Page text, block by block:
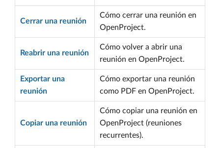
Cerrar una reunión
Cómo cerrar una reunión en
OpenProject.
Reabrir una reunión
Cómo volver a abrir una
reunión en OpenProject.
Exportar una
reunión
Cómo exportar una reunión
como PDF en OpenProject.
Copiar una reunión
Cómo copiar una reunión en
OpenProject (reuniones
recurrentes).